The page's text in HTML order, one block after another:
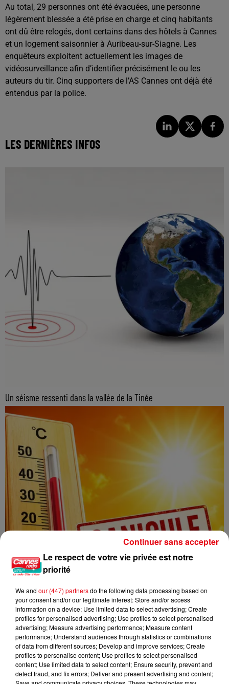
Au total, 29 personnes ont été évacuées, une personne
légèrement blessée a été prise en charge et cinq habitants
ont dû être relogés, dont certains dans des hôtels à Cannes
et un logement saisonnier à Auribeau-sur-Siagne. Les
enquêteurs exploitent actuellement les images de
vidéosurveillance afin d’identifier précisément le ou les
auteurs du tir. Cinq supporters de l’AS Cannes ont déjà été
entendus par la police.
LES DERNIÈRES INFOS
Un séisme ressenti dans la vallée de la Tinée
CANICULE : 12 DÉPARTEMENTS EN VIGILANCE ORANGE CE WEEK-END
Le respect de votre vie privée est notre
priorité
We and our (447) partnersdo the following data processing based on
your consent and/or our legitimate interest: Store and/or access
information on a device; Use limited data to select advertising; Create
profiles for personalised advertising; Use profiles to select personalised
advertising; Measure advertising performance; Measure content
performance; Understand audiences through statistics or combinations
of data from different sources; Develop and improve services; Create
profiles to personalise content; Use profiles to select personalised
content; Use limited data to select content; Ensure security, prevent and
detect fraud, and fix errors; Deliver and present advertising and content;
Continuer sans accepter